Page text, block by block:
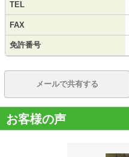
TEL
FAX
免許番号
メールで共有する
お客様の声